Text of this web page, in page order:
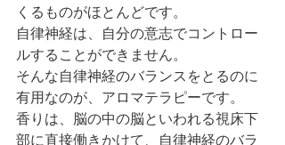
くるものがほとんどです。
自律神経は、自分の意志でコントロー
ルすることができません。
そんな自律神経のバランスをとるのに
有用なのが、アロマテラピーです。
香りは、脳の中の脳といわれる視床下
部に直接働きかけて、自律神経のバラ